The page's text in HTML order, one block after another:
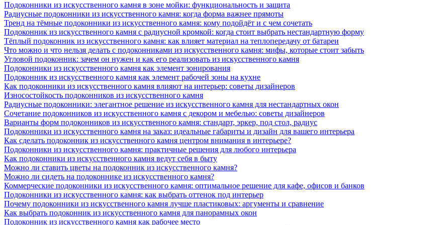
Подоконники из искусственного камня в зоне мойки: функциональность и защита
Радиусные подоконники из искусственного камня: когда форма важнее прямоты
Тренд на тёмные подоконники из искусственного камня: кому подойдёт и с чем сочетать
Подоконник из искусственного камня с радиусной кромкой: когда стоит выбрать нестандартную форму
Тёплый подоконник из искусственного камня: как влияет материал на теплопередачу от батареи
Что можно и что нельзя делать с подоконниками из искусственного камня: мифы, которые стоит забыть
Угловой подоконник: зачем он нужен и как его реализовать из искусственного камня
Подоконники из искусственного камня как элемент зонирования
Подоконник из искусственного камня как элемент рабочей зоны на кухне
Как подоконники из искусственного камня влияют на интерьер: советы дизайнеров
Износостойкость подоконников из искусственного камня
Радиусные подоконники: элегантное решение из искусственного камня для нестандартных окон
Сочетание подоконников из искусственного камня с декором и мебелью: советы дизайнеров
Варианты форм подоконников из искусственного камня: стандарт, эркер, под стол, радиус
Подоконники из искусственного камня на заказ: идеальные габариты и дизайн для вашего интерьера
Как сделать подоконник из искусственного камня центром внимания в интерьере?
Подоконники из искусственного камня: практичные решения для любого интерьера
Как подоконники из искусственного камня ведут себя в быту
Можно ли ставить цветы на подоконник из искусственного камня?
Можно ли сидеть на подоконнике из искусственного камня?
Коммерческие подоконники из искусственного камня: оптимальное решение для кафе, офисов и банков
Подоконники из искусственного камня: как выбрать оттенок под интерьер
Почему подоконники из искусственного камня лучше пластиковых: аргументы и сравнение
Как выбрать подоконник из искусственного камня для панорамных окон
Подоконник из искусственного камня как рабочее место